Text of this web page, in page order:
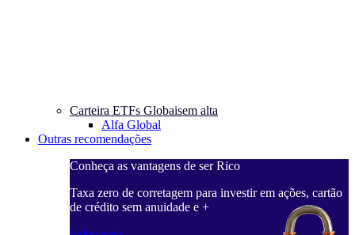
Carteira ETFs Globaisem alta
Alfa Global
Outras recomendações
Conheça as vantagens de ser Rico
Taxa zero de corretagem para investir em ações, cartão
de crédito sem anuidade e +